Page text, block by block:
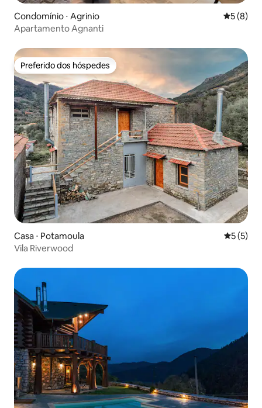
Condomínio ⋅ Agrinio 5 de
5 (8)
Apartamento Agnanti
Preferido dos hóspedes
Preferido dos hóspedes
Casa ⋅ Potamoula 5 de
5 (5)
Vila Riverwood